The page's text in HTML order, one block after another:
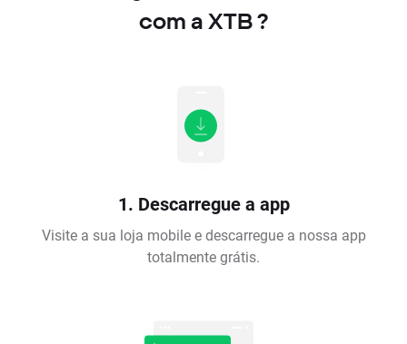
com a XTB ?
1. Descarregue a app
Visite a sua loja mobile e descarregue a nossa app
totalmente grátis.